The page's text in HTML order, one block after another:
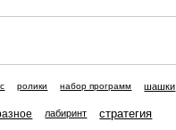
ролики набор программ шашки
лабиринт стратегия